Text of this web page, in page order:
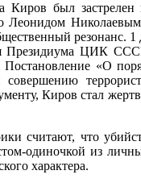
Киров был
Леонидом
резонанс. 1
Президиума ЦИК
«О
Киров стал
считают, что
одиночкой из
характера.